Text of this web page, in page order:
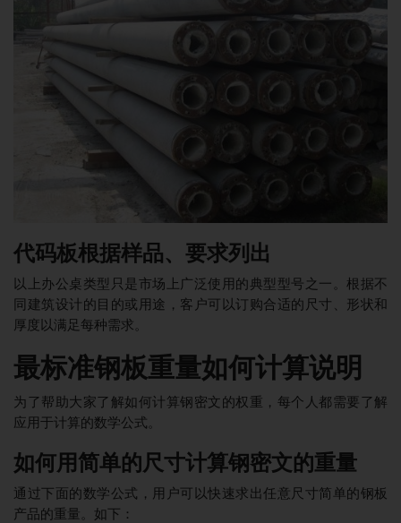
代码板根据样品、要求列出
以上办公桌类型只是市场上广泛使用的典型型号之一。根据不
同建筑设计的目的或用途，客户可以订购合适的尺寸、形状和
厚度以满足每种需求。
最标准钢板重量如何计算说明
为了帮助大家了解如何计算钢密文的权重，每个人都需要了解
应用于计算的数学公式。
如何用简单的尺寸计算钢密文的重量
通过下面的数学公式，用户可以快速求出任意尺寸简单的钢板
产品的重量。如下：